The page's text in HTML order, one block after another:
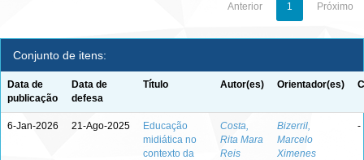
Anterior 1 Próximo
Conjunto de itens:
Data de
publicação
Data de
defesa
Título Autor(es) Orientador(es)
6-Jan-2026 21-Ago-2025
Educação
midiática no
contexto da
Costa,
Rita Mara
Reis
Bizerril,
Marcelo
Ximenes
-